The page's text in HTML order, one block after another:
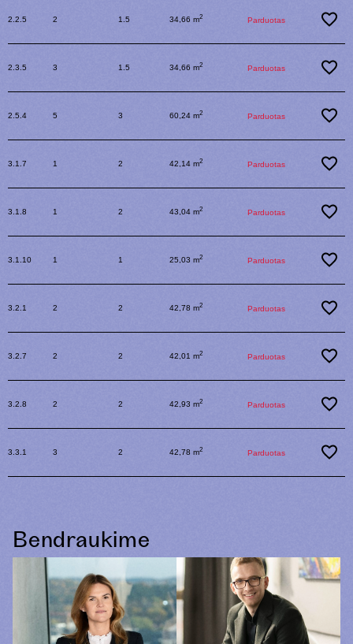
2.2.5 2 1.5 34,66 m2 Parduotas
2.3.5 3 1.5 34,66 m2 Parduotas
2.5.4 5 3 60,24 m2 Parduotas
3.1.7 1 2 42,14 m2 Parduotas
3.1.8 1 2 43,04 m2 Parduotas
3.1.10 1 1 25,03 m2 Parduotas
3.2.1 2 2 42,78 m2 Parduotas
3.2.7 2 2 42,01 m2 Parduotas
3.2.8 2 2 42,93 m2 Parduotas
3.3.1 3 2 42,78 m2 Parduotas
Bendraukime